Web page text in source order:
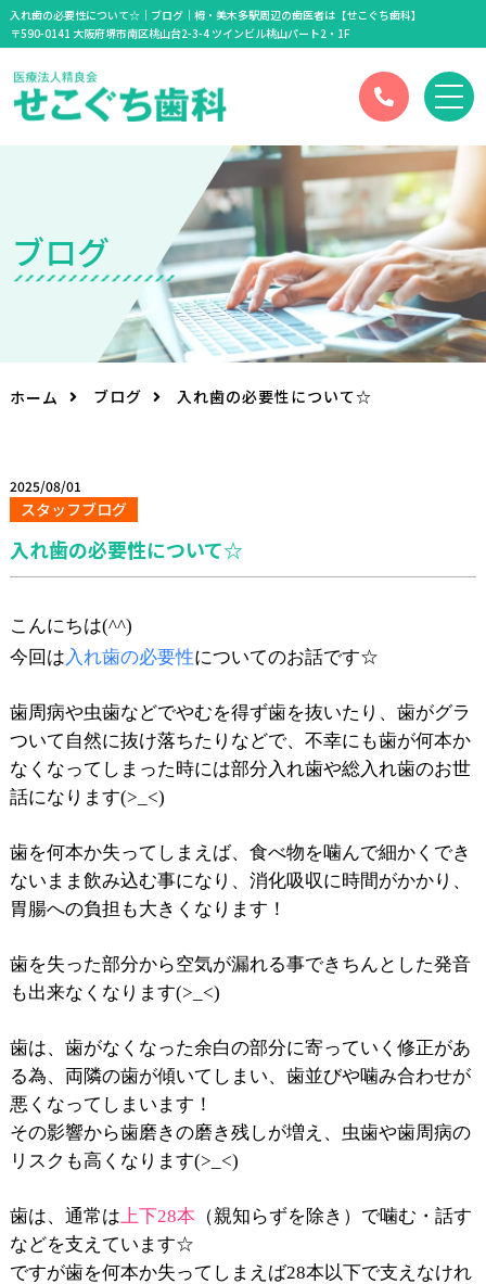
入れ歯の必要性について☆｜ブログ｜栂・美木多駅周辺の歯医者は【せこぐち歯科】
〒590-0141 大阪府堺市南区桃山台2-3-4 ツインビル桃山パート2・1F
ブログ
ホーム ブログ 入れ歯の必要性について☆
2025/08/01
スタッフブログ
入れ歯の必要性について☆
こんにちは(^^)
今回は入れ歯の必要性についてのお話です☆
歯周病や虫歯などでやむを得ず歯を抜いたり、歯がグラ
ついて自然に抜け落ちたりなどで、不幸にも歯が何本か
なくなってしまった時には部分入れ歯や総入れ歯のお世
話になります(>_<)
歯を何本か失ってしまえば、食べ物を噛んで細かくでき
ないまま飲み込む事になり、消化吸収に時間がかかり、
胃腸への負担も大きくなります！
歯を失った部分から空気が漏れる事できちんとした発音
も出来なくなります(>_<)
歯は、歯がなくなった余白の部分に寄っていく修正があ
る為、両隣の歯が傾いてしまい、歯並びや噛み合わせが
悪くなってしまいます！
その影響から歯磨きの磨き残しが増え、虫歯や歯周病の
リスクも高くなります(>_<)
歯は、通常は上下28本 （親知らずを除き）で噛む・話す
などを支えています☆
ですが歯を何本か失ってしまえば28本以下で支えなけれ